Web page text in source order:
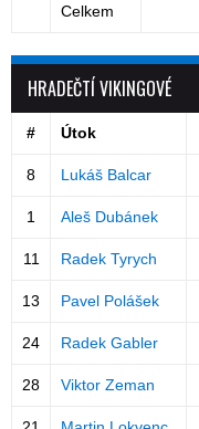
Celkem
HRADEČTÍ VIKINGOVÉ
# Útok
8 Lukáš Balcar
1 Aleš Dubánek
11 Radek Tyrych
13 Pavel Polášek
24 Radek Gabler
28 Viktor Zeman